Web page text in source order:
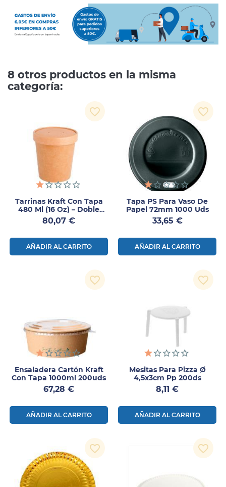
8 otros productos en la misma
categoría:
Tarrinas Kraft Con Tapa
480 Ml (16 Oz) – Doble
Pared – 250 Unidades
Precio
80,07 €
AÑADIR AL CARRITO
favorite_border
Tapa PS Para Vaso De
Papel 72mm 1000 Uds
Precio
33,65 €
AÑADIR AL CARRITO
favorite_border
Ensaladera Cartón Kraft
Con Tapa 1000ml 200uds
Precio
67,28 €
AÑADIR AL CARRITO
favorite_border
Mesitas Para Pizza Ø
4,5x3cm Pp 200ds
Precio
8,11 €
AÑADIR AL CARRITO
favorite_border
favorite_border favorite_border